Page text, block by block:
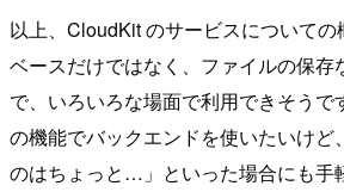
以上、CloudKit のサービスについての
ベースだけではなく、ファイルの保存
で、いろいろな場面で利用できそうで
の機能でバックエンドを使いたいけど
のはちょっと…」といった場合にも手